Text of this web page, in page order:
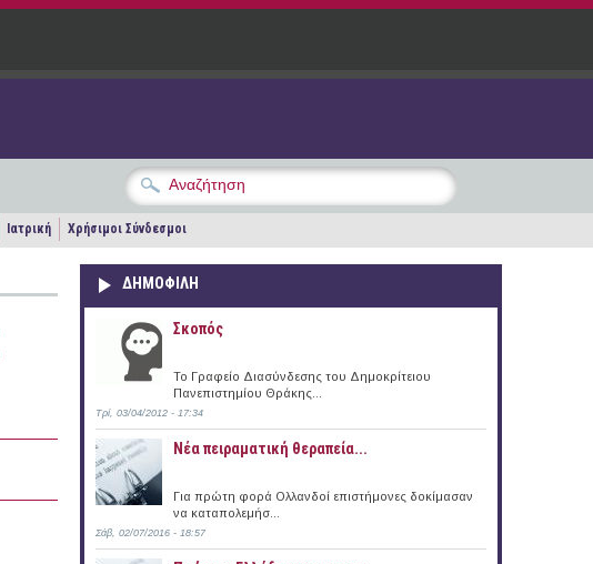
Ιατρική Χρήσιμοι Σύνδεσμοι
ΔΗΜΟΦΙΛΗ
Σκοπός
Το Γραφείο Διασύνδεσης του Δημοκρίτειου
Πανεπιστημίου Θράκης...
Τρί, 03/04/2012 - 17:34
Νέα πειραματική θεραπεία...
Για πρώτη φορά Ολλανδοί επιστήμονες δοκίμασαν
να καταπολεμήσ...
Σάβ, 02/07/2016 - 18:57